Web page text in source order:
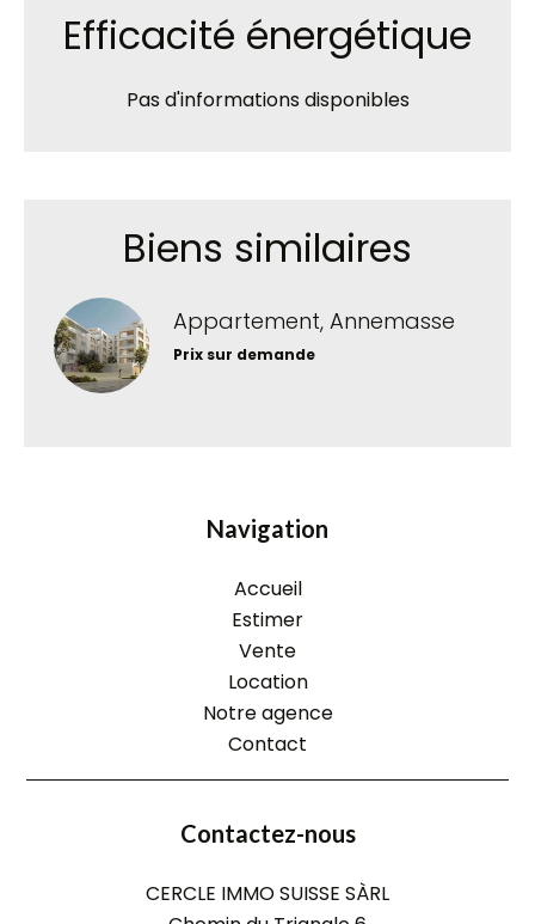
Efficacité énergétique
Pas d'informations disponibles
Biens similaires
Appartement, Annemasse
Prix sur demande
Navigation
Accueil
Estimer
Vente
Location
Notre agence
Contact
Contactez-nous
CERCLE IMMO SUISSE SÀRL